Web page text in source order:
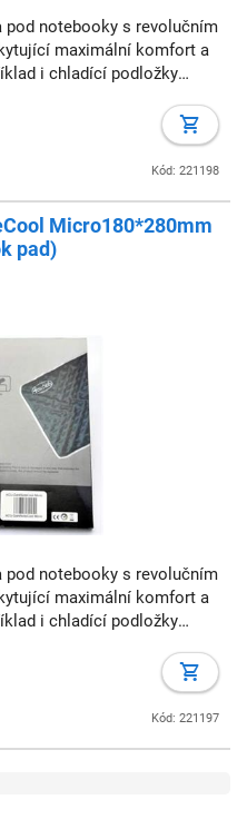
notebooky s revolučním
maximální komfort a
i chladící podložky
Re
Kód: 221198
Micro180*280mm
pad)
notebooky s revolučním
maximální komfort a
i chladící podložky
Re
Kód: 221197